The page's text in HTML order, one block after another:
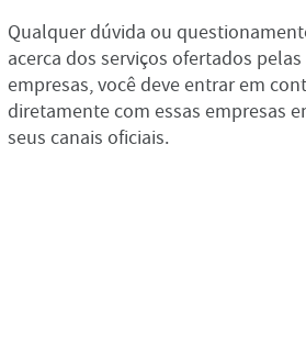
Qualquer dúvida ou
acerca dos serviços ofertados pelas
empresas, você deve entrar em
diretamente com essas empresas
seus canais oficiais.